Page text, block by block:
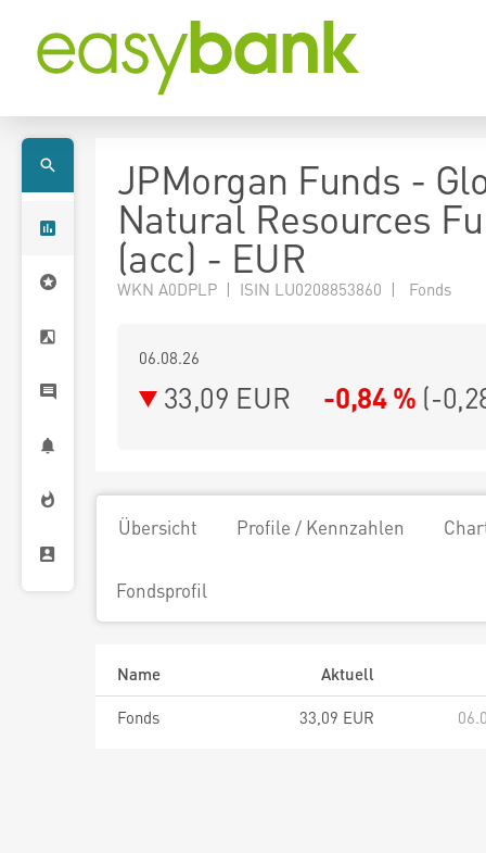
JPMorgan Funds -
Natural Resources
(acc) - EUR
WKN A0DPLP | ISIN LU0208853860 | Fonds
06.08.26
33,09 EUR -0,84 % (-
Übersicht Profile / Kennzahlen
Fondsprofil
Name
Aktuell
Fonds
33,09 EUR